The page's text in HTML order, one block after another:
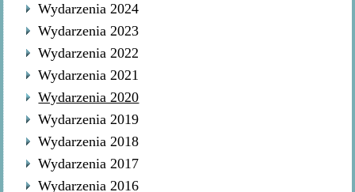
Wydarzenia 2024
Wydarzenia 2023
Wydarzenia 2022
Wydarzenia 2021
Wydarzenia 2020
Wydarzenia 2019
Wydarzenia 2018
Wydarzenia 2017
Wydarzenia 2016